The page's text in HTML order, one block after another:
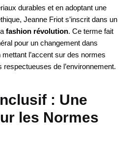
durables et en adoptant une
Jeanne Friot s’inscrit dans un
fashion révolution. Ce terme fait
pour un changement dans
mettant l’accent sur des normes
de l’environnement.
: Une
les Normes